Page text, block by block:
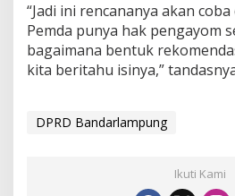
“Jadi ini rencananya akan
Pemda punya hak pengayom
bagaimana bentuk
kita beritahu isinya,”
DPRD Bandarlampung
Ikuti Kami